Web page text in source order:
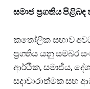
සමාජ ප්‍රගතිය
කතෝලික සභාව
ප්‍රගතිය යනු සමබර
ආර්ථික, සමාජීය,
සදාචාරාත්මක සහ